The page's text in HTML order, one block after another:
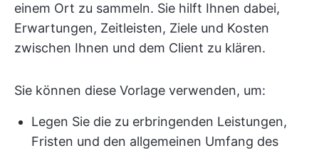
einem Ort zu sammeln. Sie hilft Ihnen dabei,
Erwartungen, Zeitleisten, Ziele und Kosten
zwischen Ihnen und dem Client zu klären.
Sie können diese Vorlage verwenden, um:
Legen Sie die zu erbringenden Leistungen,
Fristen und den allgemeinen Umfang des